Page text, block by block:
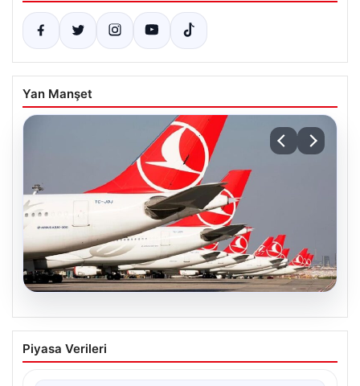
Yan Manşet
THY, temmuz ayında 9,5 milyon yolcu
taşıdı
Piyasa Verileri